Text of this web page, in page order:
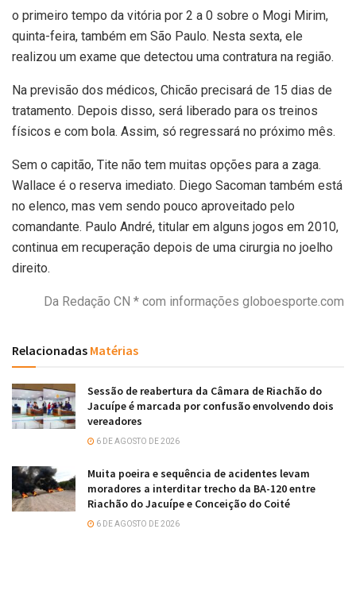
o primeiro tempo da vitória por 2 a 0 sobre o Mogi Mirim,
quinta-feira, também em São Paulo. Nesta sexta, ele
realizou um exame que detectou uma contratura na região.
Na previsão dos médicos, Chicão precisará de 15 dias de
tratamento. Depois disso, será liberado para os treinos
físicos e com bola. Assim, só regressará no próximo mês.
Sem o capitão, Tite não tem muitas opções para a zaga.
Wallace é o reserva imediato. Diego Sacoman também está
no elenco, mas vem sendo pouco aproveitado pelo
comandante. Paulo André, titular em alguns jogos em 2010,
continua em recuperação depois de uma cirurgia no joelho
direito.
Da Redação CN * com informações globoesporte.com
Relacionadas Matérias
Sessão de reabertura da Câmara de Riachão do
Jacuípe é marcada por confusão envolvendo dois
vereadores
6 DE AGOSTO DE 2026
Muita poeira e sequência de acidentes levam
moradores a interditar trecho da BA-120 entre
Riachão do Jacuípe e Conceição do Coité
6 DE AGOSTO DE 2026